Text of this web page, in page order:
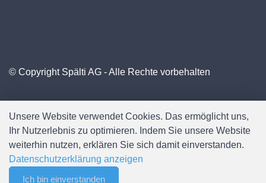
© Copyright Spälti AG - Alle Rechte vorbehalten
Unsere Website verwendet Cookies. Das ermöglicht uns,
Ihr Nutzerlebnis zu optimieren. Indem Sie unsere Website
weiterhin nutzen, erklären Sie sich damit einverstanden.
Datenschutzerklärung anzeigen
Ich bin einverstanden